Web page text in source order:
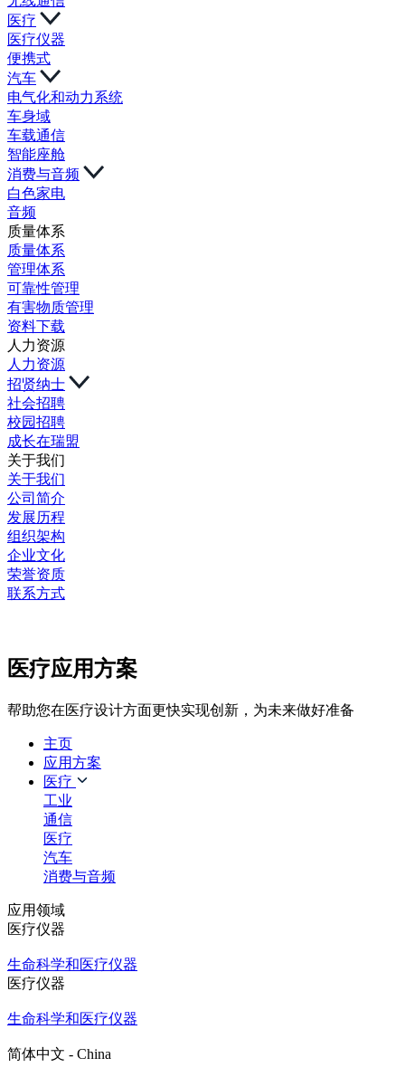
医疗
医疗仪器
便携式
汽车
电气化和动力系统
车身域
车载通信
智能座舱
消费与音频
白色家电
音频
质量体系
质量体系
管理体系
可靠性管理
有害物质管理
资料下载
人力资源
人力资源
招贤纳士
社会招聘
校园招聘
成长在瑞盟
关于我们
关于我们
公司简介
发展历程
组织架构
企业文化
荣誉资质
联系方式
医疗应用方案
帮助您在医疗设计方面更快实现创新，为未来做好准备
主页
应用方案
医疗
工业
通信
医疗
汽车
消费与音频
应用领域
医疗仪器
生命科学和医疗仪器
医疗仪器
生命科学和医疗仪器
简体中文 - China